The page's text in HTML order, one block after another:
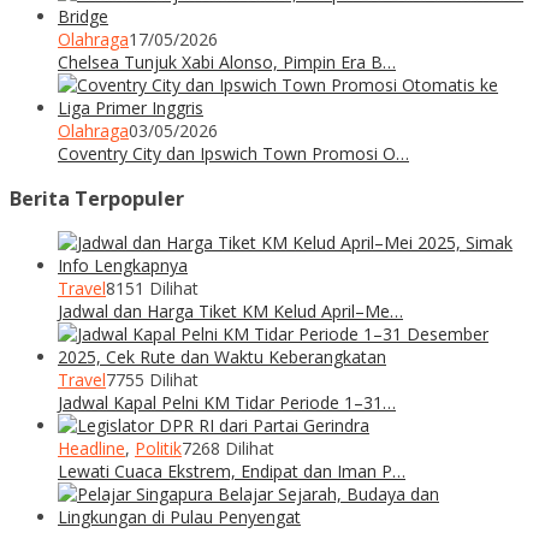
Olahraga17/05/2026
Chelsea Tunjuk Xabi Alonso, Pimpin Era B…
Olahraga03/05/2026
Coventry City dan Ipswich Town Promosi O…
Berita Terpopuler
Travel8151 Dilihat
Jadwal dan Harga Tiket KM Kelud April–Me…
Travel7755 Dilihat
Jadwal Kapal Pelni KM Tidar Periode 1–31…
Headline, Politik7268 Dilihat
Lewati Cuaca Ekstrem, Endipat dan Iman P…